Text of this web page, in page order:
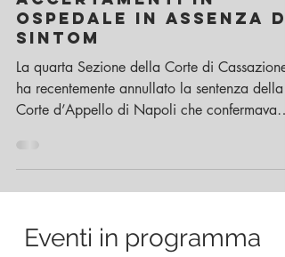
Guida sotto l’effetto
di stupefacenti:
illegittimi gli
accertamenti in
ospedale in assenza di
sintom